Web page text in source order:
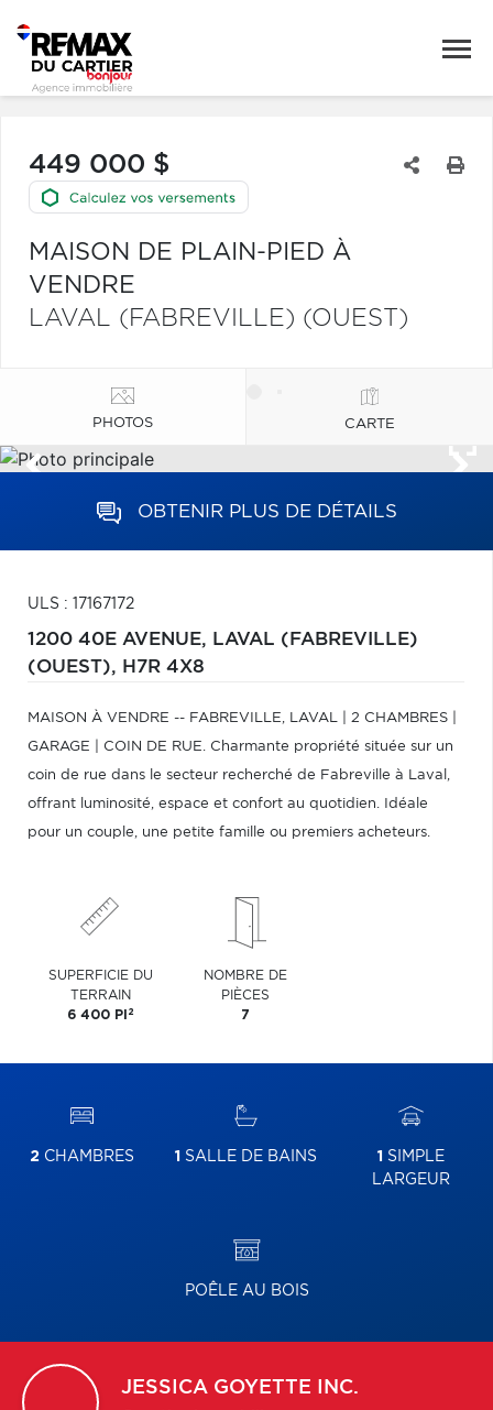
449 000 $
MAISON DE PLAIN-PIED À
VENDRE
LAVAL (FABREVILLE) (OUEST)
PHOTOS CARTE
OBTENIR PLUS DE DÉTAILS
ULS : 17167172
1200 40E AVENUE, LAVAL (FABREVILLE)
(OUEST), H7R 4X8
MAISON À VENDRE -- FABREVILLE, LAVAL | 2 CHAMBRES |
GARAGE | COIN DE RUE. Charmante propriété située sur un
coin de rue dans le secteur recherché de Fabreville à Laval,
offrant luminosité, espace et confort au quotidien. Idéale
pour un couple, une petite famille ou premiers acheteurs.
SUPERFICIE DU
TERRAIN
6 400 PI 2
NOMBRE DE
PIÈCES
7
2 CHAMBRES 1 SALLE DE BAINS 1 SIMPLE
LARGEUR
POÊLE AU BOIS
JESSICA GOYETTE INC.